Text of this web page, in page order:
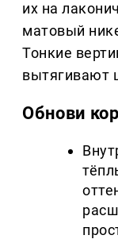
их на
матовый
Тонкие
вытягивают
Обнови